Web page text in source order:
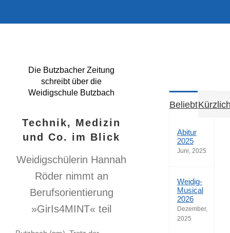
Die Butzbacher Zeitung
schreibt über die
Weidigschule Butzbach
Technik, Medizin
und Co. im Blick
Weidigschülerin Hannah
Röder nimmt an
Berufsorientierung
»GirIs4MINT« teil
Beliebt
Abitur
2025
Juni, 2025
Weidig-
Musical
2026
Dezember,
2025